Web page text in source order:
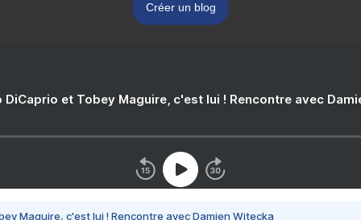
Créer un blog
DiCaprio et Tobey Maguire, c'est lui ! Rencontre avec
Maguire, c'est lui ! Rencontre avec Damien Witecka